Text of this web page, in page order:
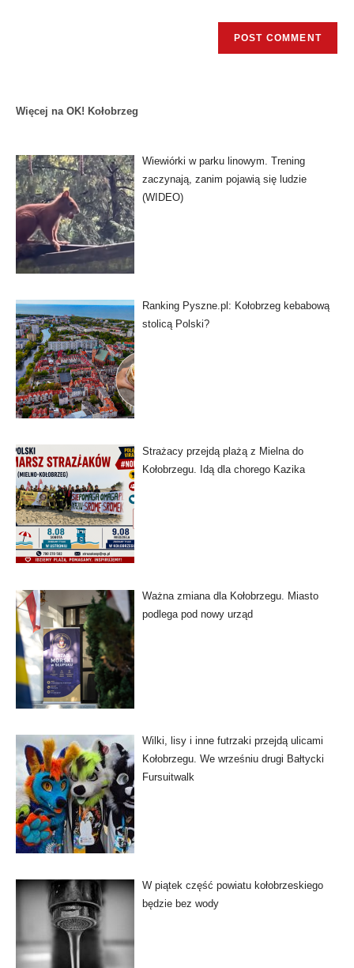
Więcej na OK! Kołobrzeg
Wiewiórki w parku linowym. Trening
zaczynają, zanim pojawią się ludzie
(WIDEO)
Ranking Pyszne.pl: Kołobrzeg kebabową
stolicą Polski?
Strażacy przejdą plażą z Mielna do
Kołobrzegu. Idą dla chorego Kazika
Ważna zmiana dla Kołobrzegu. Miasto
podlega pod nowy urząd
Wilki, lisy i inne futrzaki przejdą ulicami
Kołobrzegu. We wrześniu drugi Bałtycki
Fursuitwalk
W piątek część powiatu kołobrzeskiego
będzie bez wody